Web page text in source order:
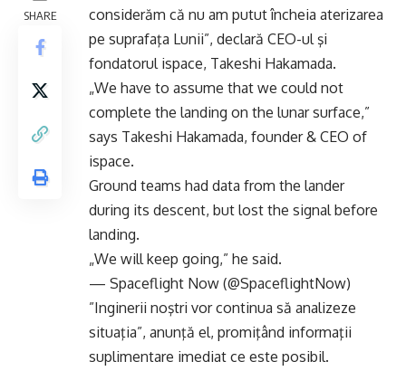
SHARE
considerăm că nu am putut încheia aterizarea
pe suprafaţa Lunii”, declară CEO-ul şi
fondatorul ispace, Takeshi Hakamada.
„We have to assume that we could not
complete the landing on the lunar surface,”
says Takeshi Hakamada, founder & CEO of
ispace.
Ground teams had data from the lander
during its descent, but lost the signal before
landing.
„We will keep going,” he said.
— Spaceflight Now (@SpaceflightNow)
”Inginerii noştri vor continua să analizeze
situaţia”, anunţă el, promiţând informaţii
suplimentare imediat ce este posibil.